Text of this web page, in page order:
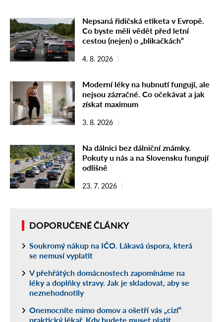
Nepsaná řidičská etiketa v Evropě.
Co byste měli vědět před letní
cestou (nejen) o „blikačkách“
4. 8. 2026
Moderní léky na hubnutí fungují, ale
nejsou zázračné. Co očekávat a jak
získat maximum
3. 8. 2026
Na dálnici bez dálniční známky.
Pokuty u nás a na Slovensku fungují
odlišně
23. 7. 2026
DOPORUČENÉ ČLÁNKY
Soukromý nákup na IČO. Lákavá úspora, která
se nemusí vyplatit
V přehřátých domácnostech zapomínáme na
léky a doplňky stravy. Jak je skladovat, aby se
neznehodnotily
Onemocníte mimo domov a ošetří vás „cizí“
praktický lékař. Kdy budete muset platit